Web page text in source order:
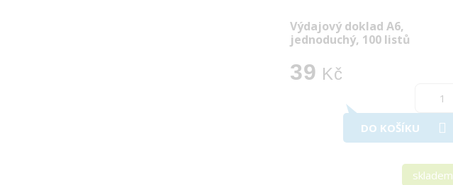
Výdajový doklad A6,
jednoduchý, 100 listů
39 Kč
DO KOŠÍKU
skladem